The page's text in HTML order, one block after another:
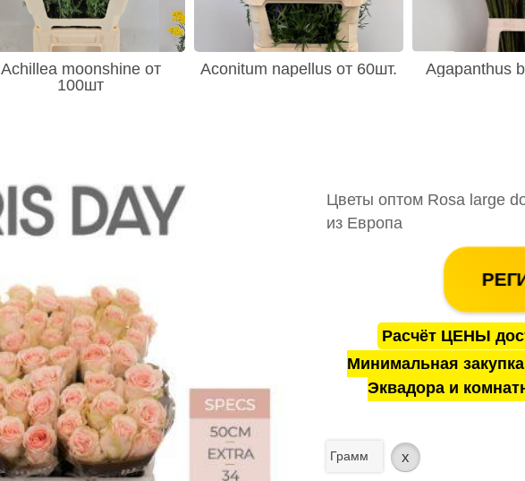
Achillea moonshine от
100шт
Aconitum napellus от 60шт. Agapanthus
Цветы оптом Rosa large
из Европа
Расчёт ЦЕНЫ
Минимальная закупка
Эквадора и
Грамм x